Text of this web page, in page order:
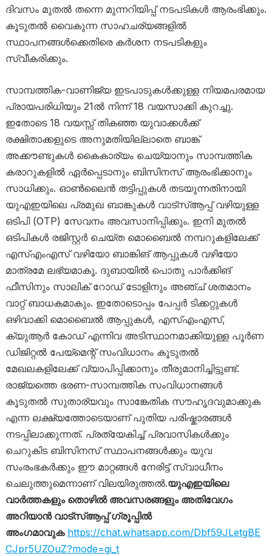
ദിവസം മുതൽ തന്നെ മുന്നറിയിപ്പ് നടപടികൾ ആരംഭിക്കും.
കൂടുതൽ വൈകുന്ന സാഹചര്യങ്ങളിൽ
സ്ഥാപനങ്ങൾക്കെതിരെ കർശന നടപടികളും
സ്വീകരിക്കും.
സാമ്പത്തിക-വാണിജ്യ ഇടപാടുകൾക്കുള്ള നിയമപരമായ
പ്രായപരിധിയും 21ൽ നിന്ന് 18 വയസാക്കി കുറച്ചു.
ഇതോടെ 18 വയസ്സ് തികഞ്ഞ യുവാക്കൾക്ക്
രക്ഷിതാക്കളുടെ അനുമതിയില്ലാതെ ബാങ്ക്
അക്കൗണ്ടുകൾ കൈകാര്യം ചെയ്യാനും സാമ്പത്തിക
കരാറുകളിൽ ഏർപ്പെടാനും ബിസിനസ് ആരംഭിക്കാനും
സാധിക്കും. ഓൺലൈൻ തട്ടിപ്പുകൾ തടയുന്നതിനായി
യുഎഇയിലെ പ്രമുഖ ബാങ്കുകൾ വാട്‌സ്ആപ്പ് വഴിയുള്ള
ഒടിപി (OTP) സേവനം അവസാനിപ്പിക്കും. ഇനി മുതൽ
ഒടിപികൾ രജിസ്റ്റർ ചെയ്ത മൊബൈൽ നമ്പറുകളിലേക്ക്
എസ്എംഎസ് വഴിയോ ബാങ്കിങ് ആപ്പുകൾ വഴിയോ
മാത്രമേ ലഭ്യമാകൂ. ദുബായിൽ പൊതു പാർക്കിങ്
ഫീസിനും സാലിക് റോഡ് ടോളിനും അഞ്ച് ശതമാനം
വാറ്റ് ബാധകമാകും. ഇതോടൊപ്പം പേപ്പർ ടിക്കറ്റുകൾ
ഒഴിവാക്കി മൊബൈൽ ആപ്പുകൾ, എസ്എംഎസ്,
ക്യുആർ കോഡ് എന്നിവ അടിസ്ഥാനമാക്കിയുള്ള പൂർണ
ഡിജിറ്റൽ പേയ്‌മെന്റ് സംവിധാനം കൂടുതൽ
മേഖലകളിലേക്ക് വ്യാപിപ്പിക്കാനും തീരുമാനിച്ചിട്ടുണ്ട്.
രാജ്യത്തെ ഭരണ-സാമ്പത്തിക സംവിധാനങ്ങൾ
കൂടുതൽ സുതാര്യവും സാങ്കേതിക സൗഹൃദവുമാക്കുക
എന്ന ലക്ഷ്യത്തോടെയാണ് പുതിയ പരിഷ്കാരങ്ങൾ
നടപ്പിലാക്കുന്നത്. പ്രത്യേകിച്ച് പ്രവാസികൾക്കും
ചെറുകിട ബിസിനസ് സ്ഥാപനങ്ങൾക്കും യുവ
സംരംഭകർക്കും ഈ മാറ്റങ്ങൾ നേരിട്ട് സ്വാധീനം
ചെലുത്തുമെന്നാണ് വിലയിരുത്തൽ.യുഎഇയിലെ
വാർത്തകളും തൊഴിൽ അവസരങ്ങളും അതിവേഗം
അറിയാൻ വാട്സ്ആപ്പ് ഗ്രൂപ്പിൽ
അംഗമാവുക https://chat.whatsapp.com/Dbf59JLetgBE
CJpr5UZOuZ?mode=gi_t